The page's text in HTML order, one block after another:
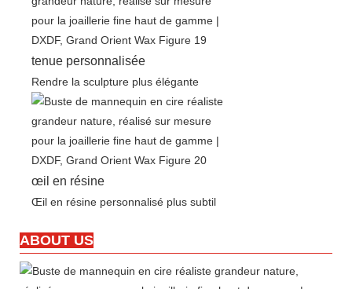
tenue personnalisée
Rendre la sculpture plus élégante
œil en résine
Œil en résine personnalisé plus subtil
ABOUT US